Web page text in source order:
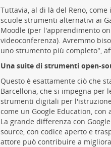
Tuttavia, al di là del Reno,
scuole strumenti alternativi ai
Moodle (per l'apprendimento
videoconferenza). Avremmo
uno strumento più completo",
Una suite di strumenti open-
Questo è esattamente ciò che
Barcellona, che si impegna per
strumenti digitali per
come un Google Education,
La grande differenza con
source, con codice aperto e
attore può contribuire a